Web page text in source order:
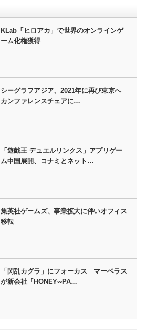
KLab「ヒロアカ」で世界のオンラインゲ
ーム化権獲得
シーグラフアジア、2021年に再び東京へ
カンファレンスチェアに…
「遊戯王 デュエルリンクス」アプリゲー
ム中国展開、コナミとネット…
集英社ゲームズ、事業拡大に伴いオフィス
移転
「閃乱カグラ」にフォーカス マーベラス
が新会社「HONEY∞PA…